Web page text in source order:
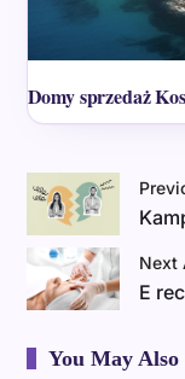
Domy sprzedaż
Next
E
You May